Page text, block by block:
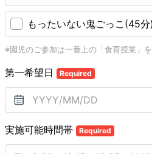
もったいない鬼ごっこ(45
※園児のご参加は一番上の「食育授業」
第一希望日 Required
実施可能時間帯 Required